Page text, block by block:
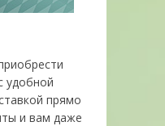
удобной
прямо
и вам даже